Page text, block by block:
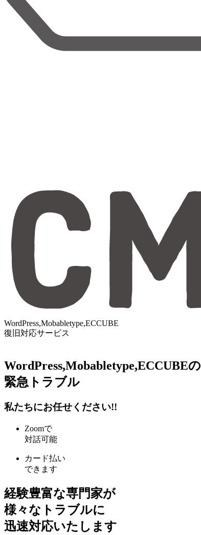
WordPress,Mobabletype,ECCUBE
復旧対応サービス
WordPress,Mobabletype,ECCUBEの
緊急トラブル
私たちにお任せください!!
Zoomで
対話可能
カード払い
できます
経験豊富な専門家が
様々なトラブルに
迅速対応いたします